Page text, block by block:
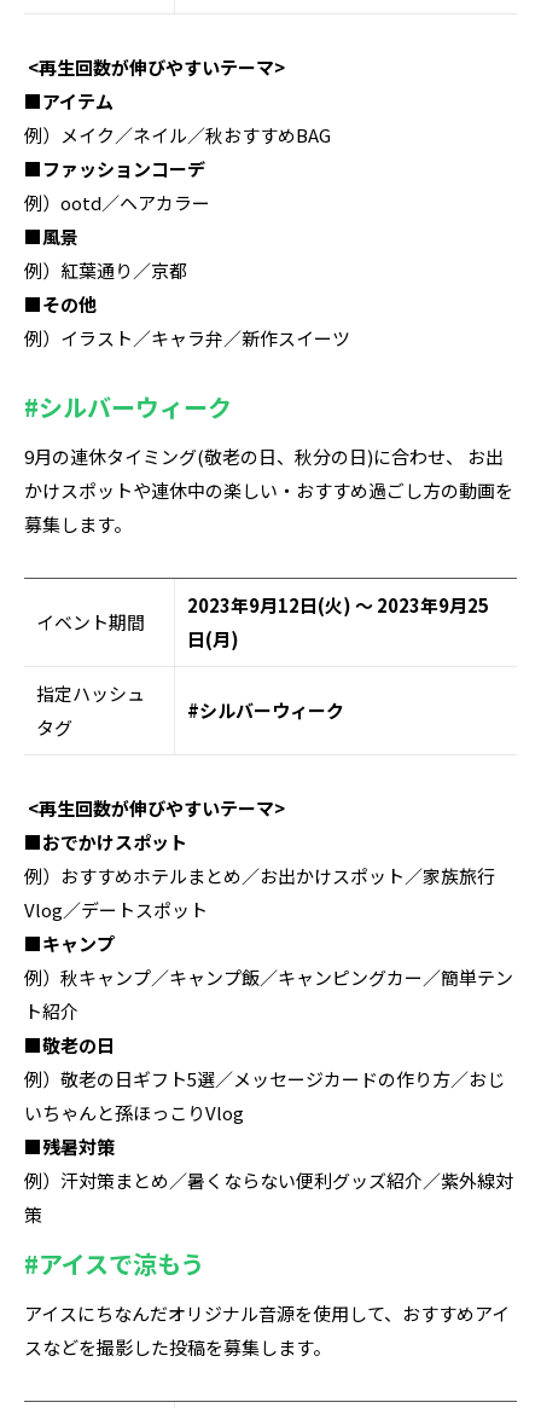
<再生回数が伸びやすいテーマ>
■アイテム
例）メイク／ネイル／秋おすすめBAG
■ファッションコーデ
例）ootd／ヘアカラー
■風景
例）紅葉通り／京都
■その他
例）イラスト／キャラ弁／新作スイーツ
#シルバーウィーク
9月の連休タイミング(敬老の日、秋分の日)に合わせ、 お出
かけスポットや連休中の楽しい・おすすめ過ごし方の動画を
募集します。
イベント期間
2023年9月12日(火) ～ 2023年9月25
日(月)
指定ハッシュ
タグ
#シルバーウィーク
<再生回数が伸びやすいテーマ>
■おでかけスポット
例）おすすめホテルまとめ／お出かけスポット／家族旅行
Vlog／デートスポット
■キャンプ
例）秋キャンプ／キャンプ飯／キャンピングカー／簡単テン
ト紹介
■敬老の日
例）敬老の日ギフト5選／メッセージカードの作り方／おじ
いちゃんと孫ほっこりVlog
■残暑対策
例）汗対策まとめ／暑くならない便利グッズ紹介／紫外線対
策
#アイスで涼もう
アイスにちなんだオリジナル⾳源を使用して、おすすめアイ
スなどを撮影した投稿を募集します。